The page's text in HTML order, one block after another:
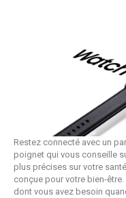
Restez connecté avec un
poignet qui vous conseille
plus précises sur votre
conçue pour votre bien-
dont vous avez besoin